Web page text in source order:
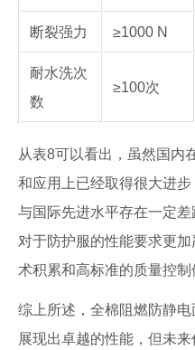
断裂强力 ≥1000 N
耐水洗次
数
≥100次
从表8可以看出，虽然国内
和应用上已经取得很大进
与国际先进水平存在一定
对于防护服的性能要求更
术积累和高标准的质量控制
综上所述，全棉阻燃防静
展现出卓越的性能，但未